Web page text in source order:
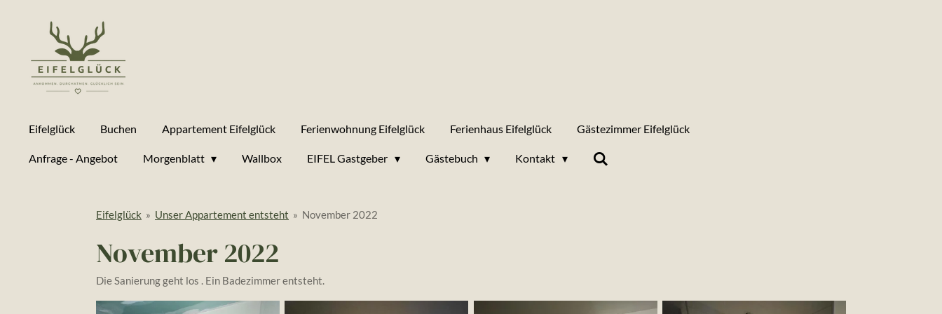
Hauptinhalt
Eifelglück Buchen Appartement Eifelglück Ferienwohnung Eifelglück Ferienhaus Eifelglück Gästezimmer Eifelglück
Anfrage - Angebot Morgenblatt Wallbox EIFEL Gastgeber Gästebuch Kontakt
Eifelglück » Unser Appartement entsteht » November 2022
November 2022
Die Sanierung geht los . Ein Badezimmer entsteht.